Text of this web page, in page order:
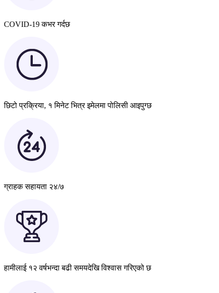
COVID-19 कभर गर्दछ
छिटो प्रक्रिया, १ मिनेट भित्र इमेलमा पोलिसी आइपुग्छ
ग्राहक सहायता २४/७
हामीलाई १२ वर्षभन्दा बढी समयदेखि विश्वास गरिएको छ